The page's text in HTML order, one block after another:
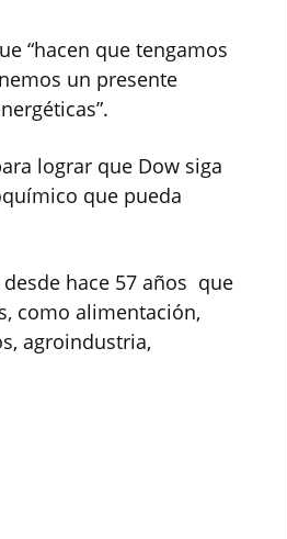
“hacen que tengamos
un presente
lograr que Dow siga
que pueda
hace 57 años que
como alimentación,
agroindustria,